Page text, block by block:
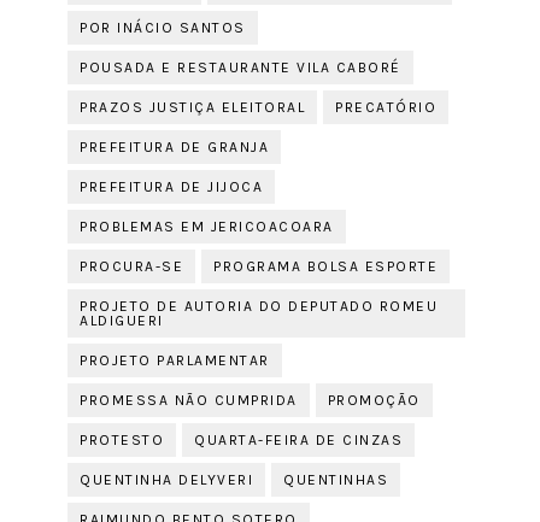
POR INÁCIO SANTOS
POUSADA E RESTAURANTE VILA CABORÉ
PRAZOS JUSTIÇA ELEITORAL PRECATÓRIO
PREFEITURA DE GRANJA
PREFEITURA DE JIJOCA
PROBLEMAS EM JERICOACOARA
PROCURA-SE PROGRAMA BOLSA ESPORTE
PROJETO DE AUTORIA DO DEPUTADO ROMEU
ALDIGUERI
PROJETO PARLAMENTAR
PROMESSA NÃO CUMPRIDA PROMOÇÃO
PROTESTO QUARTA-FEIRA DE CINZAS
QUENTINHA DELYVERI QUENTINHAS